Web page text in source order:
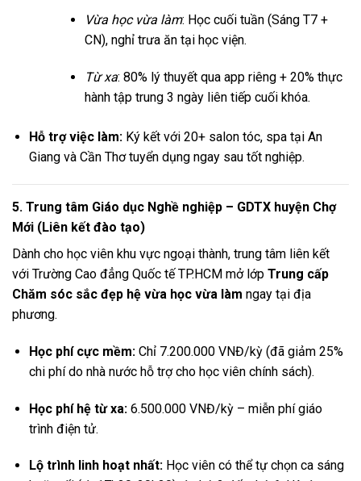
Vừa học vừa làm: Học cuối tuần (Sáng T7 +
CN), nghỉ trưa ăn tại học viện.
Từ xa: 80% lý thuyết qua app riêng + 20% thực
hành tập trung 3 ngày liên tiếp cuối khóa.
Hỗ trợ việc làm:Ký kết với 20+ salon tóc, spa tại An
Giang và Cần Thơ tuyển dụng ngay sau tốt nghiệp.
5. Trung tâm Giáo dục Nghề nghiệp – GDTX huyện Chợ
Mới (Liên kết đào tạo)
Dành cho học viên khu vực ngoại thành, trung tâm liên kết
với Trường Cao đẳng Quốc tế TP.HCM mở lớp Trung cấp
Chăm sóc sắc đẹp hệ vừa học vừa làm ngay tại địa
phương.
Học phí cực mềm:Chỉ 7.200.000 VNĐ/kỳ (đã giảm 25%
chi phí do nhà nước hỗ trợ cho học viên chính sách).
Học phí hệ từ xa:6.500.000 VNĐ/kỳ – miễn phí giáo
trình điện tử.
Lộ trình linh hoạt nhất:Học viên có thể tự chọn ca sáng